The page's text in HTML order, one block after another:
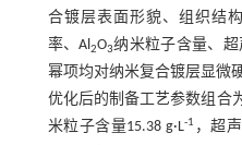
合镀层表面形貌、组织结
率、Al2O3纳米粒子含量、
幂项均对纳米复合镀层显微
优化后的制备工艺参数组合
米粒子含量15.38 g·L-1 ，超